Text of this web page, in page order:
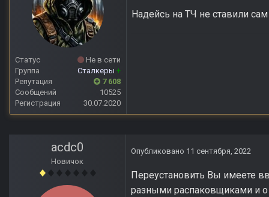
Статус
Не в сети
Группа
Сталкеры +
Репутация
7 608
Сообщений
10525
Регистрация
30.07.2020
Надейсь на ТЧ не ставили
acdc0
Новичок
Опубликовано 11 сентября, 2022
Переустановить Вы имеете
разными распаковщиками и о